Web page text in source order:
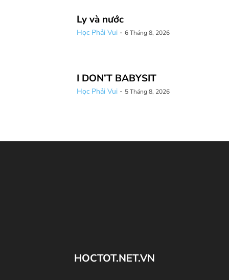
Ly và nước
Học Phải Vui - 6 Tháng 8, 2026
I DON’T BABYSIT
Học Phải Vui - 5 Tháng 8, 2026
HOCTOT.NET.VN